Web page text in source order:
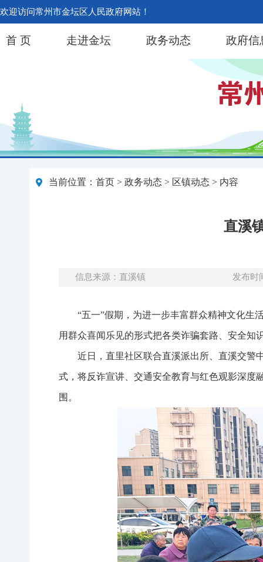
欢迎访问常州市金坛区人民政府网站！
首 页 走进金坛 政务动态 政府信
当前位置： 首页 > 政务动态 > 区镇动态 > 内容
直溪
信息来源：直溪镇 发布时
“五一”假期，为进一步丰富群众精神文化生
用群众喜闻乐见的形式把各类诈骗套路、安全知
近日，直里社区联合直溪派出所、直溪交警
式，将反诈宣讲、交通安全教育与红色观影深度
围。